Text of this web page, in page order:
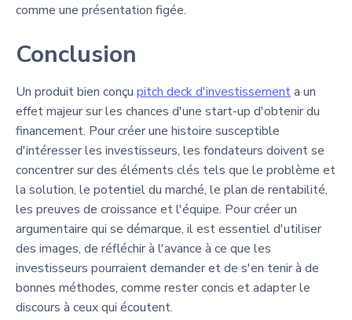
comme une présentation figée.
Conclusion
Un produit bien conçu pitch deck d'investissementa un
effet majeur sur les chances d'une start-up d'obtenir du
financement. Pour créer une histoire susceptible
d'intéresser les investisseurs, les fondateurs doivent se
concentrer sur des éléments clés tels que le problème et
la solution, le potentiel du marché, le plan de rentabilité,
les preuves de croissance et l'équipe. Pour créer un
argumentaire qui se démarque, il est essentiel d'utiliser
des images, de réfléchir à l'avance à ce que les
investisseurs pourraient demander et de s'en tenir à de
bonnes méthodes, comme rester concis et adapter le
discours à ceux qui écoutent.